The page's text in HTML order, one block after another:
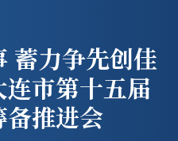
蓄力争先创佳
市第十五届
推进会